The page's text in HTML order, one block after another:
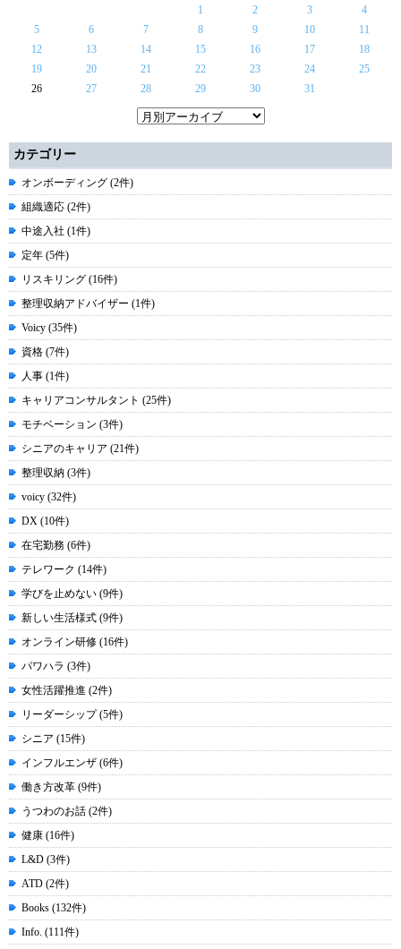
1
2 3
4
5
6 7 8 9 10
11
12
13 14 15 16 17
18
19
20 21 22 23 24
25
26
27 28 29 30 31
カテゴリー
オンボーディング (2件)
組織適応 (2件)
中途入社 (1件)
定年 (5件)
リスキリング (16件)
整理収納アドバイザー (1件)
Voicy (35件)
資格 (7件)
人事 (1件)
キャリアコンサルタント (25件)
モチベーション (3件)
シニアのキャリア (21件)
整理収納 (3件)
voicy (32件)
DX (10件)
在宅勤務 (6件)
テレワーク (14件)
学びを止めない (9件)
新しい生活様式 (9件)
オンライン研修 (16件)
パワハラ (3件)
女性活躍推進 (2件)
リーダーシップ (5件)
シニア (15件)
インフルエンザ (6件)
働き方改革 (9件)
うつわのお話 (2件)
健康 (16件)
L&D (3件)
ATD (2件)
Books (132件)
Info. (111件)